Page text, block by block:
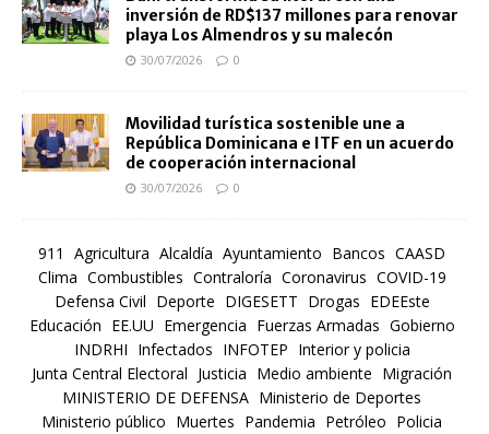
inversión de RD$137 millones para renovar
playa Los Almendros y su malecón
30/07/2026 0
Movilidad turística sostenible une a
República Dominicana e ITF en un acuerdo
de cooperación internacional
30/07/2026 0
911 Agricultura Alcaldía Ayuntamiento Bancos CAASD
Clima Combustibles Contraloría Coronavirus COVID-19
Defensa Civil Deporte DIGESETT Drogas EDEEste
Educación EE.UU Emergencia Fuerzas Armadas Gobierno
INDRHI Infectados INFOTEP Interior y policia
Junta Central Electoral Justicia Medio ambiente Migración
MINISTERIO DE DEFENSA Ministerio de Deportes
Ministerio público Muertes Pandemia Petróleo Policia